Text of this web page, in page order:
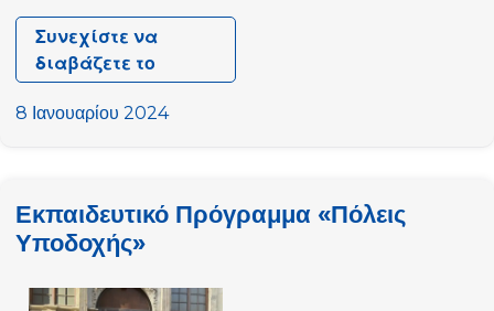
Συνεχίστε να
διαβάζετε το
Κύκλος
την
8 Ιανουαρίου 2024
Εκπαιδευτικό Πρόγραμμα «Πόλεις
Υποδοχής»